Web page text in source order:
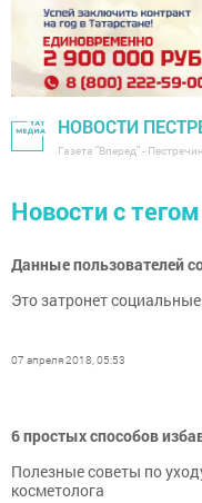
НОВОСТИ
Газета "Вперед" -
Новости с
Данные пользователей
Это затронет
07 апреля 2018, 05:53
6 простых способов
Полезные советы по
косметолога